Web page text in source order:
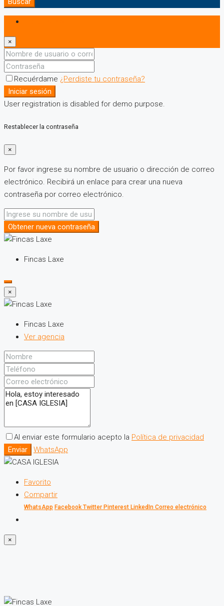
×
Recuérdame ¿Perdiste tu contraseña?
Iniciar sesión
User registration is disabled for demo purpose.
Restablecer la contraseña
×
Por favor ingrese su nombre de usuario o dirección de correo
electrónico. Recibirá un enlace para crear una nueva
contraseña por correo electrónico.
Obtener nueva contraseña
Fincas Laxe
×
Fincas Laxe
Ver agencia
Al enviar este formulario acepto la Política de privacidad
Enviar
WhatsApp
Favorito
Compartir
WhatsApp Facebook Twitter Pinterest LinkedIn Correo electrónico
×